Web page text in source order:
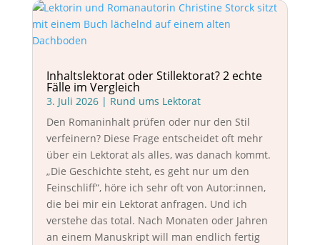
Inhaltslektorat oder Stillektorat? 2 echte
Fälle im Vergleich
3. Juli 2026| Rund ums Lektorat
Den Romaninhalt prüfen oder nur den Stil
verfeinern? Diese Frage entscheidet oft mehr
über ein Lektorat als alles, was danach kommt.
„Die Geschichte steht, es geht nur um den
Feinschliff“, höre ich sehr oft von Autor:innen,
die bei mir ein Lektorat anfragen. Und ich
verstehe das total. Nach Monaten oder Jahren
an einem Manuskript will man endlich fertig